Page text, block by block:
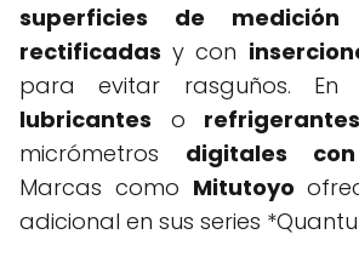
superficies de medición
rectificadas y con
para evitar rasguños. En
lubricantes o refrigerantes
micrómetros digitales
Marcas como Mitutoyo
adicional en sus series